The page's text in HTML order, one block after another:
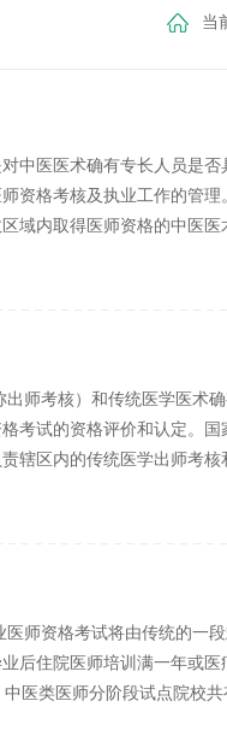
当
中医医术确有专长人员是
资格考核及执业工作的管理
域内取得医师资格的中医
核组织申报、初审及复审工
师考核）和传统医学医术
考试的资格评价和认定。
辖区内的传统医学出师考
/确有专长考试实行的是技
师资格考试将由传统的一
后住院医师培训满一年或
医类医师分阶段试点院校